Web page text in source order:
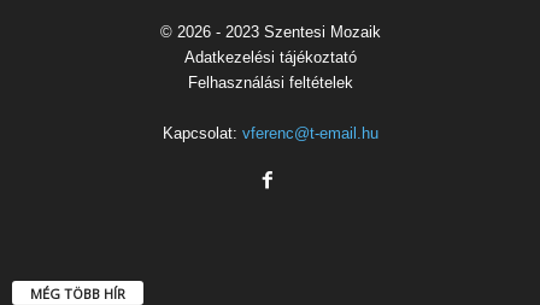
© 2026 - 2023 Szentesi Mozaik
Adatkezelési tájékoztató
Felhasználási feltételek
Kapcsolat: vferenc@t-email.hu
MÉG TÖBB HÍR